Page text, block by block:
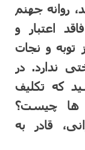
روانه جهنم
اعتبار و
توبه و نجات
ندارد. در
که تکلیف
ها چیست؟
قادر به